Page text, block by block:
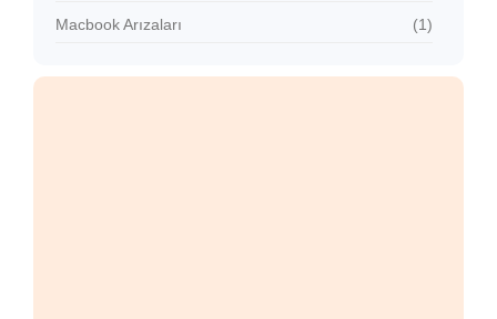
Macbook Arızaları (1)